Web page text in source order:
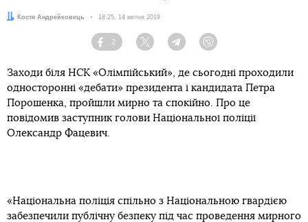
Автор:Костя Андрейковець Дата:
18:25, 14 квітня 2019
Facebook
2
Twitter TelegramViber
Заходи біля НСК «Олімпійський», де сьогодні проходили
односторонні «дебати» президента і кандидата Петра
Порошенка, пройшли мирно та спокійно. Про це
повідомив заступник голови Національної поліції
Олександр Фацевич.
«Національна поліція спільно з Національною гвардією
забезпечили публічну безпеку під час проведення мирного